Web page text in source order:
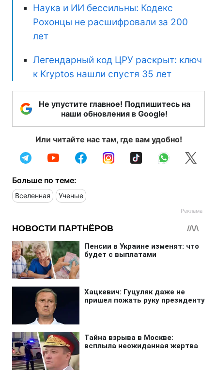
Наука и ИИ бессильны: Кодекс
Рохонцы не расшифровали за 200
лет
Легендарный код ЦРУ раскрыт: ключ
к Kryptos нашли спустя 35 лет
Не упустите главное! Подпишитесь на
наши обновления в Google!
Или читайте нас там, где вам удобно!
Больше по теме:
Вселенная Ученые